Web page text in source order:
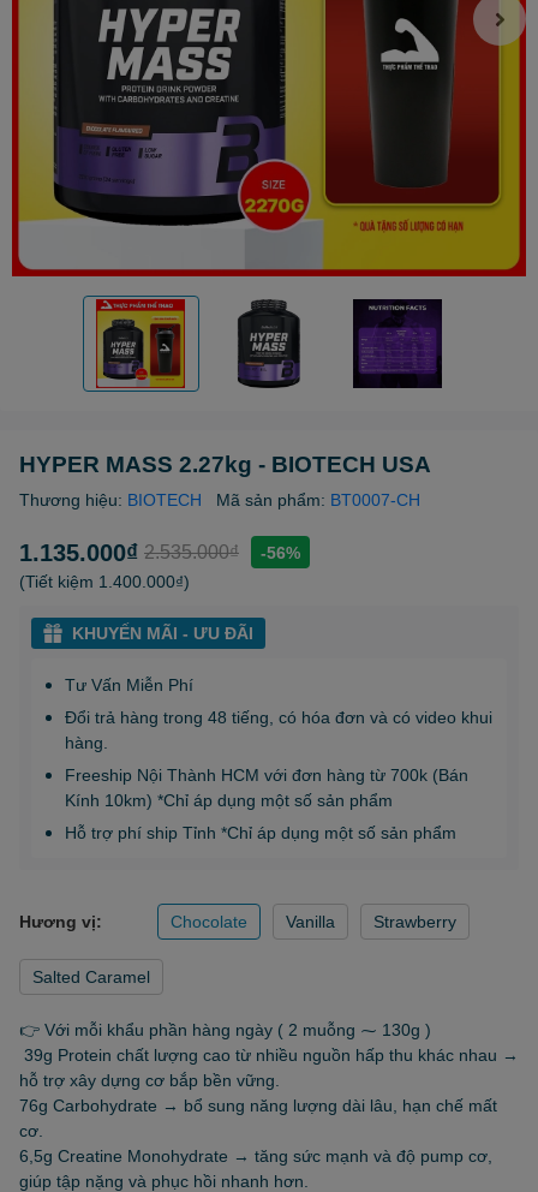
HYPER MASS 2.27kg - BIOTECH USA
Thương hiệu: BIOTECH Mã sản phẩm: BT0007-CH
1.135.000₫ 2.535.000₫
-56%
(Tiết kiệm 1.400.000₫)
KHUYẾN MÃI - ƯU ĐÃI
Tư Vấn Miễn Phí
Đổi trả hàng trong 48 tiếng, có hóa đơn và có video khui
hàng.
Freeship Nội Thành HCM với đơn hàng từ 700k (Bán
Kính 10km) *Chỉ áp dụng một số sản phẩm
Hỗ trợ phí ship Tỉnh *Chỉ áp dụng một số sản phẩm
Hương vị: Chocolate Vanilla Strawberry
Salted Caramel
👉 Với mỗi khẩu phần hàng ngày ( 2 muỗng ⁓ 130g )
39g Protein chất lượng cao từ nhiều nguồn hấp thu khác nhau →
hỗ trợ xây dựng cơ bắp bền vững.
76g Carbohydrate → bổ sung năng lượng dài lâu, hạn chế mất
cơ.
6,5g Creatine Monohydrate → tăng sức mạnh và độ pump cơ,
giúp tập nặng và phục hồi nhanh hơn.